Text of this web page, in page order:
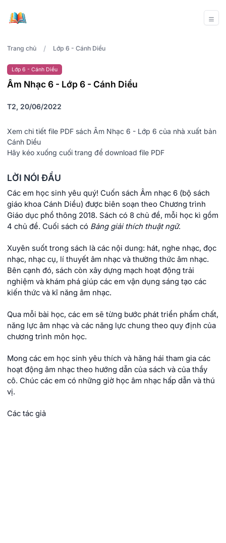
Trang chủ / Lớp 6 - Cánh Diều
Lớp 6 - Cánh Diều
Âm Nhạc 6 - Lớp 6 - Cánh Diều
T2, 20/06/2022
Xem chi tiết file PDF sách Âm Nhạc 6 - Lớp 6 của nhà xuất bản
Cánh Diều
Hãy kéo xuống cuối trang để download file PDF
LỜI NÓI ĐẦU
Các em học sinh yêu quý! Cuốn sách Âm nhạc 6 (bộ sách
giáo khoa Cánh Diều) được biên soạn theo Chương trình
Giáo dục phổ thông 2018. Sách có 8 chủ đề, mỗi học kì gồm
4 chủ đề. Cuối sách có Bảng giải thích thuật ngữ.
Xuyên suốt trong sách là các nội dung: hát, nghe nhạc, đọc
nhạc, nhạc cụ, lí thuyết âm nhạc và thường thức âm nhạc.
Bên cạnh đó, sách còn xây dựng mạch hoạt động trải
nghiệm và khám phá giúp các em vận dụng sáng tạo các
kiến thức và kĩ năng âm nhạc.
Qua mỗi bài học, các em sẽ từng bước phát triển phẩm chất,
năng lực âm nhạc và các năng lực chung theo quy định của
chương trình môn học.
Mong các em học sinh yêu thích và hăng hái tham gia các
hoạt động âm nhạc theo hướng dẫn của sách và của thầy
cô. Chúc các em có những giờ học âm nhạc hấp dẫn và thú
vị.
Các tác giả